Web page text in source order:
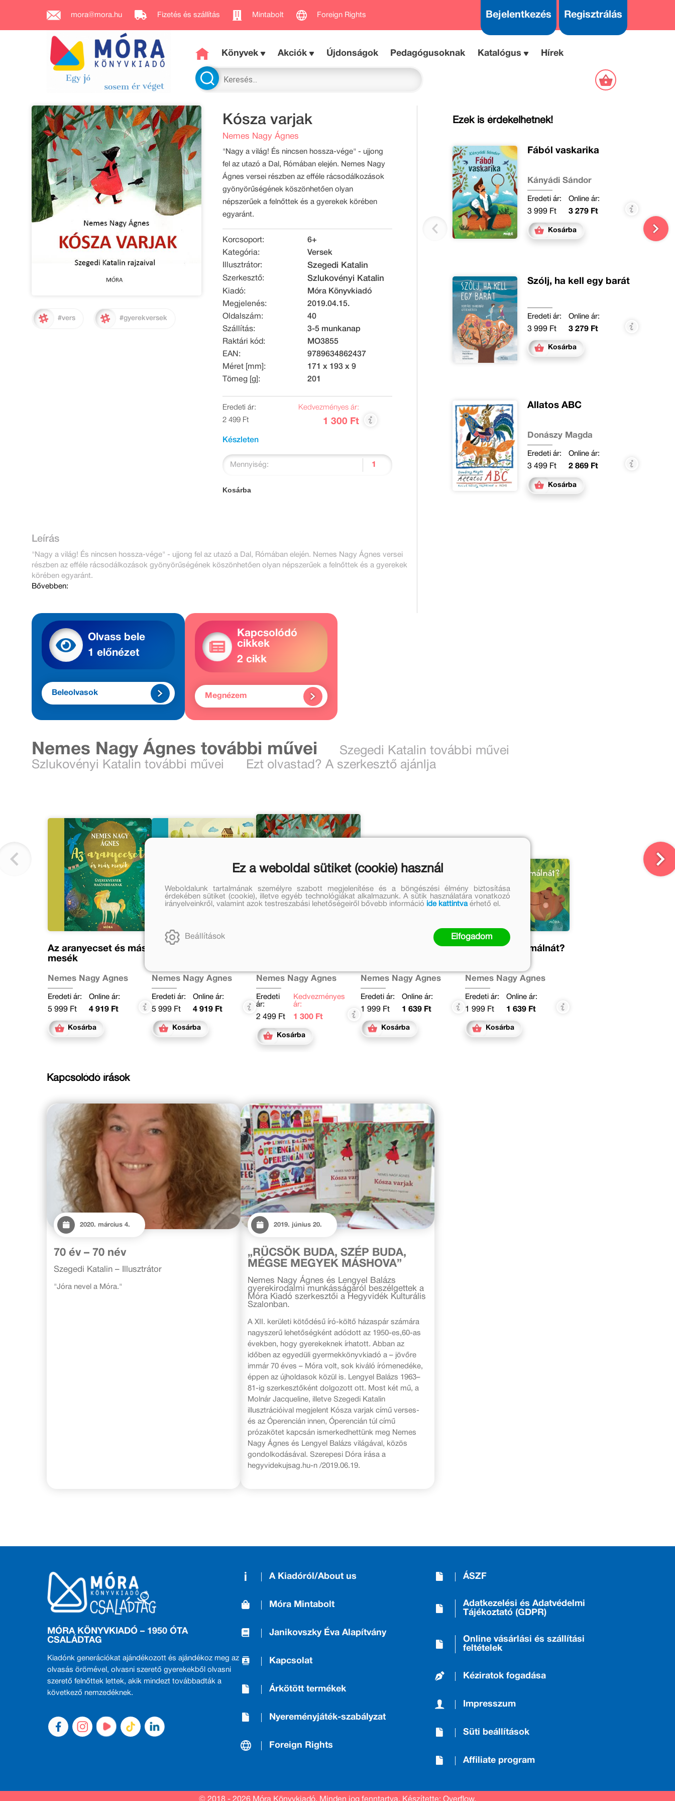
mora@mora.hu Fizetés és szállítás Mintabolt Foreign Rights Bejelentkezés Regisztrálás
Könyvek Akciók Újdonságok Pedagógusoknak Katalógus Hírek
#vers #gyerekversek
Kósza varjak
Nemes Nagy Ágnes
"Nagy a világ! És nincsen hossza-vége" - ujjong
fel az utazó a Dal, Rómában elején. Nemes Nagy
Ágnes versei részben az efféle rácsodálkozások
gyönyörűségének köszönhetően olyan
népszerűek a felnőttek és a gyerekek körében
egyaránt.
Korcsoport:
6+
Kategória:
Versek
Illusztrátor:
Szegedi Katalin
Szerkesztő: Szlukovényi Katalin
Kiadó:
Móra Könyvkiadó
Megjelenés:
2019.04.15.
Oldalszám:
40
Szállítás:
3-5 munkanap
Raktári kód:
MO3855
EAN:
9789634862437
Méret [mm]:
171 x 193 x 9
Tömeg [g]:
201
Eredeti ár:
2 499 Ft
Kedvezményes ár:
1 300 Ft
Készleten
Mennyiség:
Kosárba
Leírás
"Nagy a világ! És nincsen hossza-vége" - ujjong fel az utazó a Dal, Rómában elején. Nemes Nagy Ágnes versei
részben az efféle rácsodálkozások gyönyörűségének köszönhetően olyan népszerűek a felnőttek és a gyerekek
körében egyaránt.
Bővebben:
Ezek is érdekelhetnek!
Fából vaskarika
Kányádi Sándor
Eredeti ár:
3 999 Ft
Online ár:
3 279 Ft
Kosárba
Szólj, ha kell egy barát
Eredeti ár:
3 999 Ft
Online ár:
3 279 Ft
Kosárba
Állatos ABC
Donászy Magda
Eredeti ár:
3 499 Ft
Online ár:
2 869 Ft
Kosárba
Olvass bele
1 előnézet
Beleolvasok
Kapcsolódó
cikkek
2 cikk
Megnézem
Nemes Nagy Ágnes további művei
Szegedi Katalin további művei
Szlukovényi Katalin további művei
Ezt olvastad? A szerkesztő ajánlja
Az aranyecset és más
mesék
Nemes Nagy Ágnes
Eredeti ár:
5 999 Ft
Online ár:
4 919 Ft
Kosárba
Nemes Nagy Ágnes
Eredeti ár:
5 999 Ft
Online ár:
4 919 Ft
Kosárba
Nemes Nagy Ágnes
Eredeti
ár:
2 499 Ft
Kedvezményes
ár:
1 300 Ft
Kosárba
Nyúlanyó húsvétja
Nemes Nagy Ágnes
Eredeti ár:
1 999 Ft
Online ár:
1 639 Ft
Kosárba
Ki ette meg a málnát?
Nemes Nagy Ágnes
Eredeti ár:
1 999 Ft
Online ár:
1 639 Ft
Kosárba
Kapcsolódó írások
2020. március 4.
70 év – 70 név
Szegedi Katalin – Illusztrátor
"Jóra nevel a Móra."
2019. június 20.
„RÜCSÖK BUDA, SZÉP BUDA,
MÉGSE MEGYEK MÁSHOVA”
Nemes Nagy Ágnes és Lengyel Balázs
gyerekirodalmi munkásságáról beszélgettek a
Móra Kiadó szerkesztői a Hegyvidék Kulturális
Szalonban.
A XII. kerületi kötődésű író-költő házaspár számára
nagyszerű lehetőségként adódott az 1950-es,60-as
években, hogy gyerekeknek írhatott. Abban az
időben az egyedüli gyermekkönyvkiadó a – jövőre
immár 70 éves – Móra volt, sok kiváló írómenedéke,
éppen az újholdasok közül is. Lengyel Balázs 1963–
81-ig szerkesztőként dolgozott ott. Most két mű, a
Molnár Jacqueline, illetve Szegedi Katalin
illusztrációival megjelent Kósza varjak című verses-
és az Óperencián innen, Óperencián túl című
prózakötet kapcsán ismerkedhettünk meg Nemes
Nagy Ágnes és Lengyel Balázs világával, közös
gondolkodásával. Szerepesi Dóra írása a
hegyvidekujsag.hu-n /2019.06.19.
MÓRA KÖNYVKIADÓ – 1950 ÓTA
CSALÁDTAG
Kiadónk generációkat ajándékozott és ajándékoz meg az
olvasás örömével, olvasni szerető gyerekekből olvasni
szerető felnőttek lettek, akik mindezt továbbadták a
következő nemzedéknek.
A Kiadóról/About us
Móra Mintabolt
Janikovszky Éva Alapítvány
Kapcsolat
Árkötött termékek
Nyereményjáték-szabályzat
Foreign Rights
ÁSZF
Adatkezelési és Adatvédelmi
Tájékoztató (GDPR)
Online vásárlási és szállítási
feltételek
Kéziratok fogadása
Impresszum
Süti beállítások
Affiliate program
Ez a weboldal sütiket (cookie) használ
Weboldalunk tartalmának személyre szabott megjelenítése és a böngészési élmény biztosítása
érdekében sütiket (cookie), illetve egyéb technológiákat alkalmazunk. A sütik használatára vonatkozó
irányelveinkről, valamint azok testreszabási lehetőségeiről bővebb információ ide kattintvaérhető el.
Beállítások Elfogadom